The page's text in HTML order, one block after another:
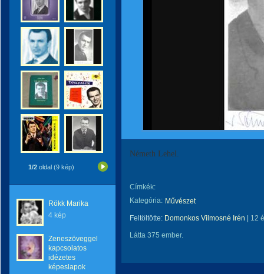
1/2 oldal (9 kép)
Rökk Marika
4 kép
Zeneszöveggel
kapcsolatos
idézetes
képeslapok
Németh Lehel.
Címkék:
Kategória: Művészet
Feltöltötte: Domonkos Vilmosné Irén 12
Látta 375 ember.